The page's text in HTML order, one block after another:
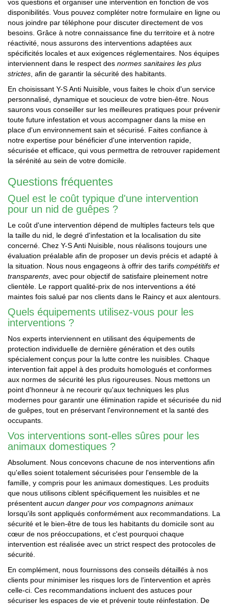
vos questions et organiser une intervention en fonction de vos
disponibilités. Vous pouvez compléter notre formulaire en ligne ou
nous joindre par téléphone pour discuter directement de vos
besoins. Grâce à notre connaissance fine du territoire et à notre
réactivité, nous assurons des interventions adaptées aux
spécificités locales et aux exigences réglementaires. Nos équipes
interviennent dans le respect des normes sanitaires les plus
strictes, afin de garantir la sécurité des habitants.
En choisissant Y-S Anti Nuisible, vous faites le choix d'un service
personnalisé, dynamique et soucieux de votre bien-être. Nous
saurons vous conseiller sur les meilleures pratiques pour prévenir
toute future infestation et vous accompagner dans la mise en
place d'un environnement sain et sécurisé. Faites confiance à
notre expertise pour bénéficier d'une intervention rapide,
sécurisée et efficace, qui vous permettra de retrouver rapidement
la sérénité au sein de votre domicile.
Questions fréquentes
Quel est le coût typique d'une intervention
pour un nid de guêpes ?
Le coût d'une intervention dépend de multiples facteurs tels que
la taille du nid, le degré d'infestation et la localisation du site
concerné. Chez Y-S Anti Nuisible, nous réalisons toujours une
évaluation préalable afin de proposer un devis précis et adapté à
la situation. Nous nous engageons à offrir des tarifs compétitifs et
transparents, avec pour objectif de satisfaire pleinement notre
clientèle. Le rapport qualité-prix de nos interventions a été
maintes fois salué par nos clients dans le Raincy et aux alentours.
Quels équipements utilisez-vous pour les
interventions ?
Nos experts interviennent en utilisant des équipements de
protection individuelle de dernière génération et des outils
spécialement conçus pour la lutte contre les nuisibles. Chaque
intervention fait appel à des produits homologués et conformes
aux normes de sécurité les plus rigoureuses. Nous mettons un
point d'honneur à ne recourir qu'aux techniques les plus
modernes pour garantir une élimination rapide et sécurisée du nid
de guêpes, tout en préservant l'environnement et la santé des
occupants.
Vos interventions sont-elles sûres pour les
animaux domestiques ?
Absolument. Nous concevons chacune de nos interventions afin
qu'elles soient totalement sécurisées pour l'ensemble de la
famille, y compris pour les animaux domestiques. Les produits
que nous utilisons ciblent spécifiquement les nuisibles et ne
présentent aucun danger pour vos compagnons animaux
lorsqu'ils sont appliqués conformément aux recommandations. La
sécurité et le bien-être de tous les habitants du domicile sont au
cœur de nos préoccupations, et c'est pourquoi chaque
intervention est réalisée avec un strict respect des protocoles de
sécurité.
En complément, nous fournissons des conseils détaillés à nos
clients pour minimiser les risques lors de l'intervention et après
celle-ci. Ces recommandations incluent des astuces pour
sécuriser les espaces de vie et prévenir toute réinfestation. De